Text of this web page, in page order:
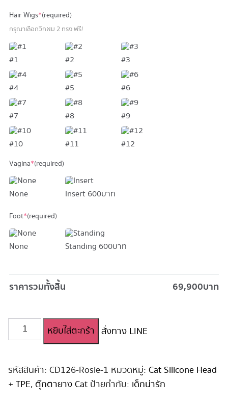
Hair Wigs*(required)
กรุณาเลือกวิกผม 2 ทรง ฟรี!
#1 #2 #3
#4 #5 #6
#7 #8 #9
#10 #11 #12
Vagina*(required)
None Insert 600 บาท
Foot*(required)
None Standing 600 บาท
ราคารวมทั้งสิ้น 69,900บาท
จำนวน
ตุ๊กตา
สาว
ญี่ปุ่น
หยิบใส่ตะกร้า สั่งทาง LINE
รหัสสินค้า: CD126-Rosie-1 หมวดหมู่: Cat Silicone Head
+ TPE, ตุ๊กตายาง Cat ป้ายกำกับ: เด็กน่ารัก